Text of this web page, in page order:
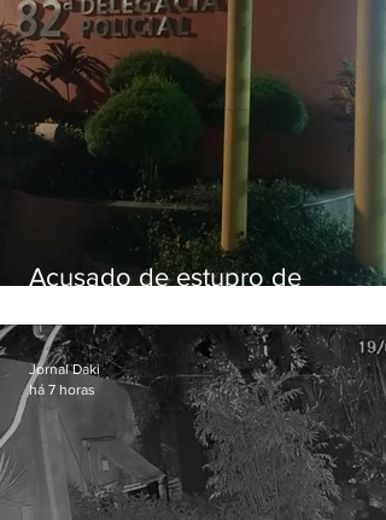
Acusado de estupro de
Jornal Daki
há 7 horas